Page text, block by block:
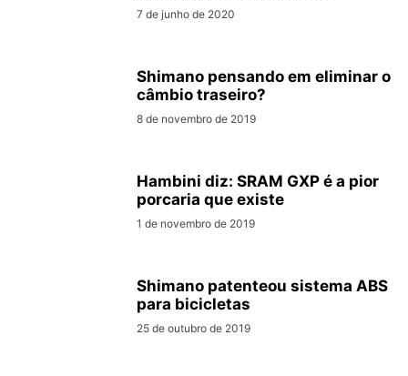
7 de junho de 2020
Shimano pensando em eliminar o
câmbio traseiro?
8 de novembro de 2019
Hambini diz: SRAM GXP é a pior
porcaria que existe
1 de novembro de 2019
Shimano patenteou sistema ABS
para bicicletas
25 de outubro de 2019